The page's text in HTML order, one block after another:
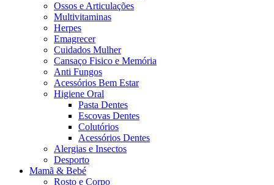
Ossos e Articulações
Multivitaminas
Herpes
Emagrecer
Cuidados Mulher
Cansaço Fisico e Memória
Anti Fungos
Acessórios Bem Estar
Higiene Oral
Pasta Dentes
Escovas Dentes
Colutórios
Acessórios Dentes
Alergias e Insectos
Desporto
Mamã & Bebé
Rosto e Corpo